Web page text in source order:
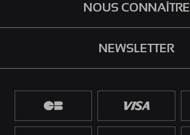
NOUS CONNAÎTRE
NEWSLETTER